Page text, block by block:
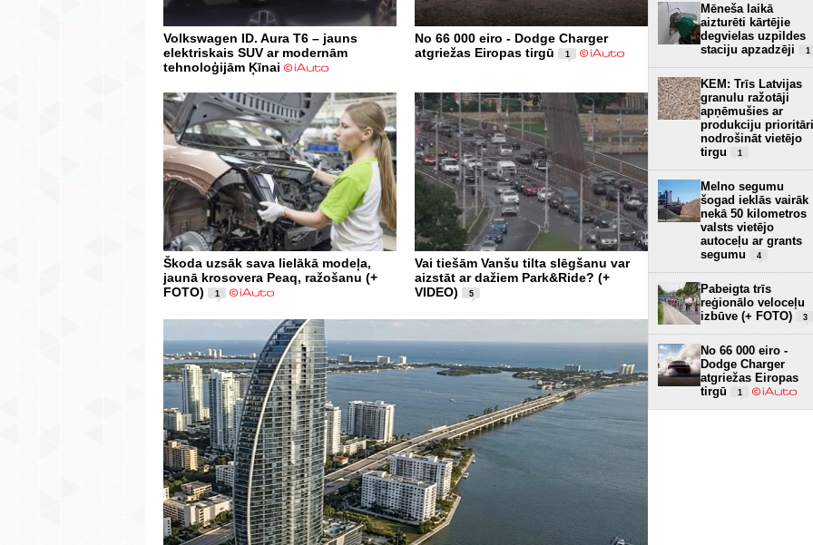
Volkswagen ID. Aura T6 – jauns
elektriskais SUV ar modernām
tehnoloģijām Ķīnai
No 66 000 eiro - Dodge Charger
atgriežas Eiropas tirgū
1
Škoda uzsāk sava lielākā modeļa,
jaunā krosovera Peaq, ražošanu (+
FOTO)
1
Vai tiešām Vanšu tilta slēgšanu var
aizstāt ar dažiem Park&Ride? (+
VIDEO)
5
Mēneša laikā
aizturēti kārtējie
degvielas uzpildes
staciju apzadzēji
1
KEM: Trīs Latvijas
granulu ražotāji
apņēmušies ar
produkciju prioritāri
nodrošināt vietējo
tirgu
1
Melno segumu
šogad ieklās vairāk
nekā 50 kilometros
valsts vietējo
autoceļu ar grants
segumu
4
Pabeigta trīs
reģionālo veloceļu
izbūve (+ FOTO)
3
No 66 000 eiro -
Dodge Charger
atgriežas Eiropas
tirgū
1